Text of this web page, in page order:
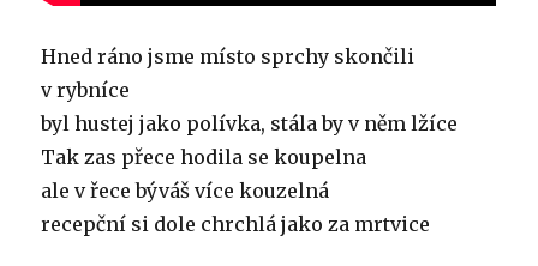
Hned ráno jsme místo sprchy skončili
v rybníce
byl hustej jako polívka, stála by v něm lžíce
Tak zas přece hodila se koupelna
ale v řece býváš více kouzelná
recepční si dole chrchlá jako za mrtvice